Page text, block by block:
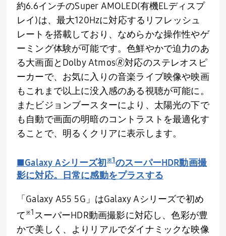
約6.6インチのSuper AMOLED(有機ELディスプ
レイ)は、最大120Hzに対応するリフレッシュ
レートを搭載しており、なめらかな操作性やゲ
ーミング体験が可能です。色鮮やかで迫力のあ
る大画面と Dolby Atmos🄬対応のステレオスピ
ーカーで、お気に入りの音楽ライブ映像や映画
もこれまで以上に没入感のある視聴が可能に。
またビジョンブースターにより、太陽光の下で
も自動で画面の明暗のコントラストを最適化す
ることで、明るくクリアに表示します。
■Galaxy Aシリーズ初※1のスーパーHDR動画撮
影に対応。日常に感動をプラスする
「 Galaxy A55 5G 」はGalaxy Aシリーズで初め
て※1スーパーHDR動画撮影に対応し、色彩が豊
かで美しく、よりリアルでダイナミックな映像